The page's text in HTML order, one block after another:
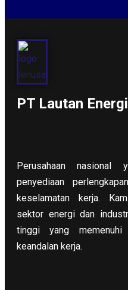
PT Lautan
Perusahaan
penyediaan
keselamatan kerja.
sektor energi dan
tinggi yang
keandalan kerja.